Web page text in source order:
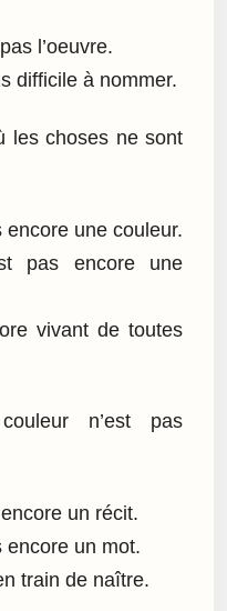
l’oeuvre.
difficile à nommer.
les choses ne sont
encore une couleur.
pas encore une
vivant de toutes
n’est pas
un récit.
encore un mot.
train de naître.